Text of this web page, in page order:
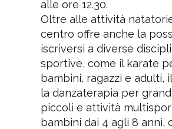
alle ore 12.30.
Oltre alle attività
centro offre anche la
iscriversi a diverse
sportive, come il karate
bambini, ragazzi e adulti,
la danzaterapia per
piccoli e attività
bambini dai 4 agli 8 anni,